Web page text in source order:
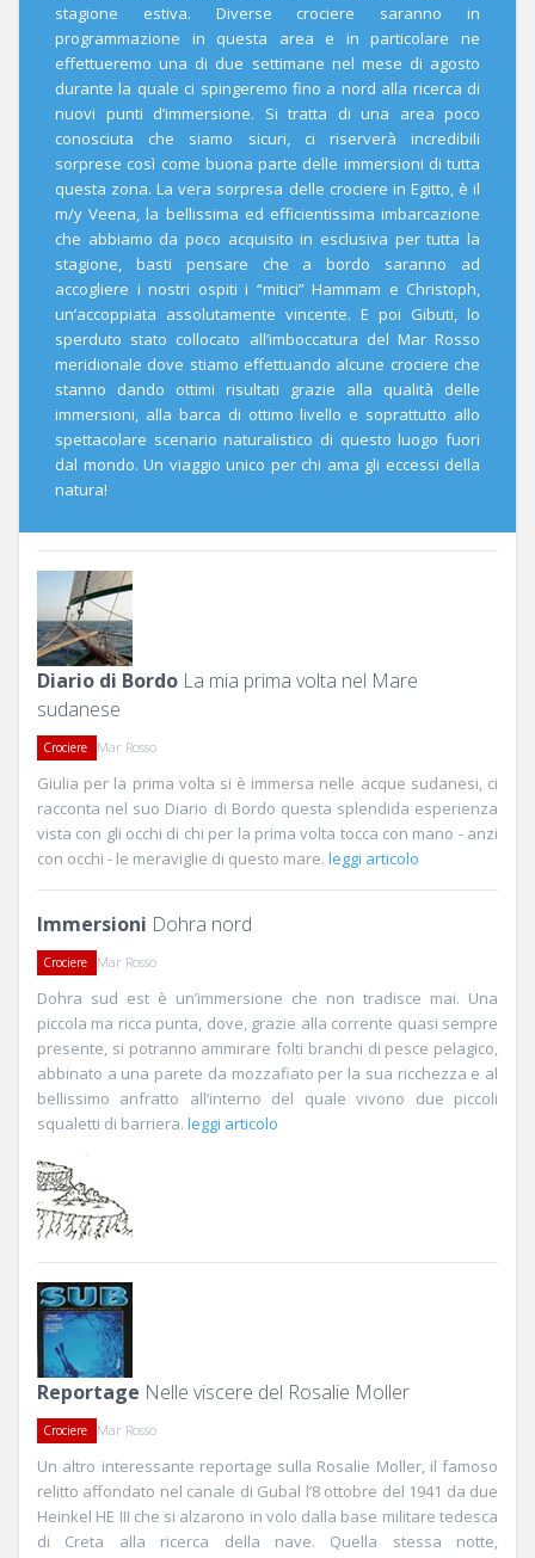
stagione estiva. Diverse crociere saranno in
programmazione in questa area e in particolare ne
effettueremo una di due settimane nel mese di agosto
durante la quale ci spingeremo fino a nord alla ricerca di
nuovi punti d’immersione. Si tratta di una area poco
conosciuta che siamo sicuri, ci riserverà incredibili
sorprese così come buona parte delle immersioni di tutta
questa zona. La vera sorpresa delle crociere in Egitto, è il
m/y Veena, la bellissima ed efficientissima imbarcazione
che abbiamo da poco acquisito in esclusiva per tutta la
stagione, basti pensare che a bordo saranno ad
accogliere i nostri ospiti i “mitici” Hammam e Christoph,
un’accoppiata assolutamente vincente. E poi Gibuti, lo
sperduto stato collocato all’imboccatura del Mar Rosso
meridionale dove stiamo effettuando alcune crociere che
stanno dando ottimi risultati grazie alla qualità delle
immersioni, alla barca di ottimo livello e soprattutto allo
spettacolare scenario naturalistico di questo luogo fuori
dal mondo. Un viaggio unico per chi ama gli eccessi della
natura!
Diario di Bordo La mia prima volta nel Mare
sudanese
Crociere Mar Rosso
Giulia per la prima volta si è immersa nelle acque sudanesi, ci
racconta nel suo Diario di Bordo questa splendida esperienza
vista con gli occhi di chi per la prima volta tocca con mano - anzi
con occhi - le meraviglie di questo mare. leggi articolo
Immersioni Dohra nord
Crociere Mar Rosso
Dohra sud est è un’immersione che non tradisce mai. Una
piccola ma ricca punta, dove, grazie alla corrente quasi sempre
presente, si potranno ammirare folti branchi di pesce pelagico,
abbinato a una parete da mozzafiato per la sua ricchezza e al
bellissimo anfratto all’interno del quale vivono due piccoli
squaletti di barriera. leggi articolo
Reportage Nelle viscere del Rosalie Moller
Crociere Mar Rosso
Un altro interessante reportage sulla Rosalie Moller, il famoso
relitto affondato nel canale di Gubal l’8 ottobre del 1941 da due
Heinkel HE III che si alzarono in volo dalla base militare tedesca
di Creta alla ricerca della nave. Quella stessa notte,